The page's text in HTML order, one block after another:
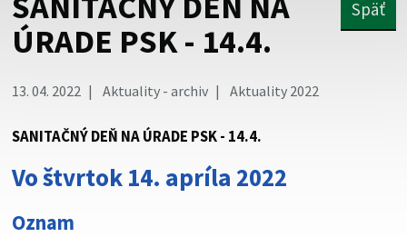
Táto stránka je zabezpečená
cez zabezpečenú webovú stránku. Zabezpečená stránka
vždy začína https:// pred názvom domény webového sídla.
ÚRADE PSK - 14.4.
Späť
13. 04. 2022 Aktuality - archiv Aktuality 2022
SANITAČNÝ DEŇ NA ÚRADE PSK - 14.4.
Vo štvrtok 14. apríla 2022
Oznam